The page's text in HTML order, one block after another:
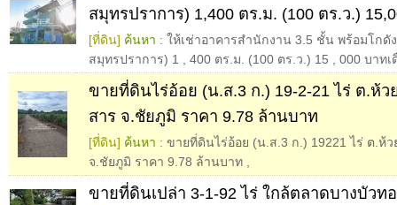
สมุทรปราการ) 1,400 ตร.ม. (100 ตร.ว.)
[ที่ดิน] ค้นหา : ให้เช่าอาคารสำนักงาน 3.5 ชั้น พร้อมโกดั
สมุทรปราการ) 1
400 ตร.ม. (100 ตร.ว.) 15 000 บาทเ
ขายที่ดินไร่อ้อย (น.ส.3 ก.) 19-2-21 ไร่ ต.ห้ว
สาร จ.ชัยภูมิ ราคา 9.78 ล้านบาท
[ที่ดิน] ค้นหา : ขายที่ดินไร่อ้อย (น.ส.3 ก.) 19221 ไร่ ต.ห้ว
จ.ชัยภูมิ ราคา 9.78 ล้านบาท
ขายที่ดินเปล่า 3-1-92 ไร่ ใกล้ตลาดบางบัวท